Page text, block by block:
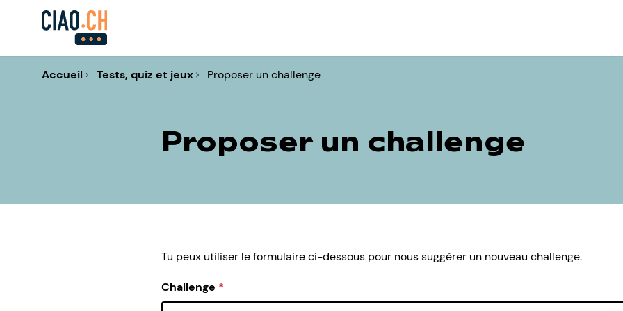
Accueil Tests, quiz et jeux Proposer un challenge
Proposer un challenge
Tu peux utiliser le formulaire ci-dessous pour nous suggérer un nouveau challenge.
Challenge *